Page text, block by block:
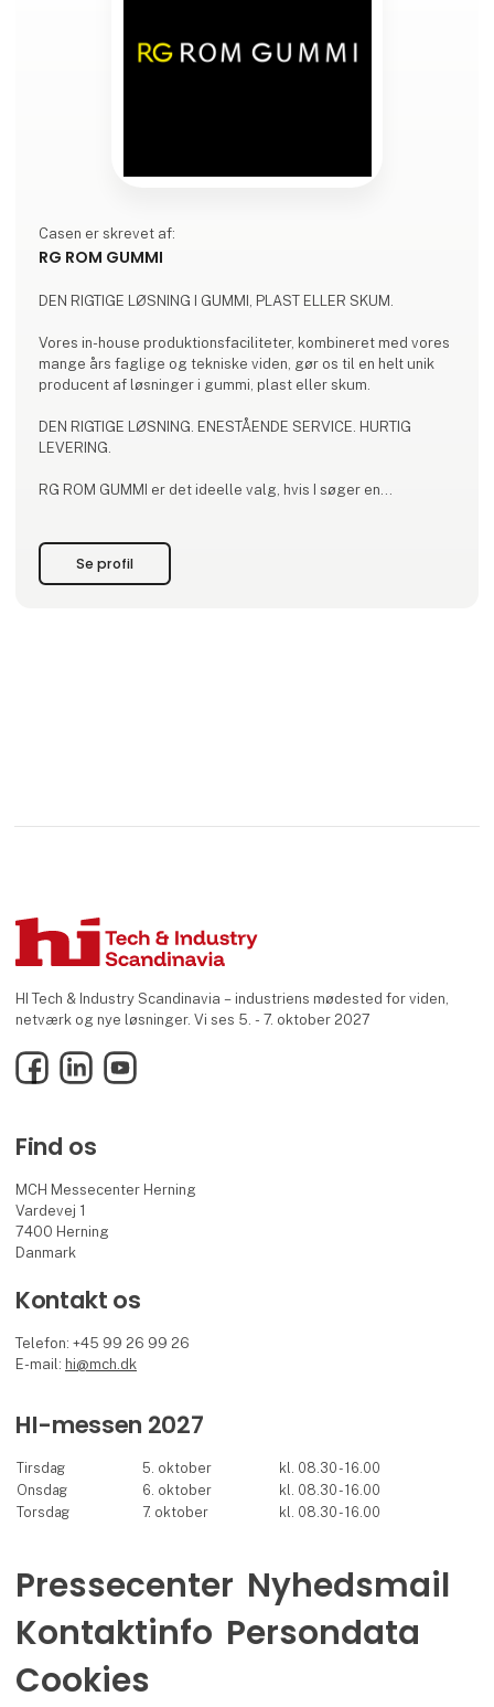
Casen er skrevet af:
RG ROM GUMMI
DEN RIGTIGE LØSNING I GUMMI, PLAST ELLER SKUM.
Vores in-house produktionsfaciliteter, kombineret med vores
mange års faglige og tekniske viden, gør os til en helt unik
producent af løsninger i gummi, plast eller skum.
DEN RIGTIGE LØSNING. ENESTÅENDE SERVICE. HURTIG
LEVERING.
RG ROM GUMMI er det ideelle valg, hvis I søger en
plast eller skum er i førsteklasse.
Se profil
HI Tech & Industry Scandinavia – industriens mødested for viden,
netværk og nye løsninger. Vi ses 5. - 7. oktober 2027
FacebookLinkedInYouTube
Find os
MCH Messecenter Herning
Vardevej 1
7400 Herning
Danmark
Kontakt os
Telefon: +45 99 26 99 26
E-mail: hi@mch.dk
HI-messen 2027
Tirsdag 5. oktober
kl. 08.30 - 16.00
Onsdag
6. oktober
kl. 08.30 - 16.00
Torsdag
7. oktober kl. 08.30 - 16.00
Pressecenter Nyhedsmail
Kontaktinfo Persondata
Cookies